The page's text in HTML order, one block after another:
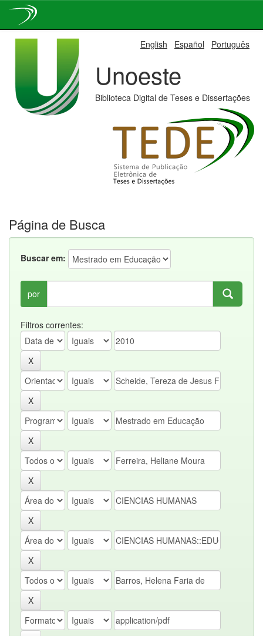
English Español Português
Unoeste
Biblioteca Digital de Teses e Dissertações
Página de Busca
Buscar em:
por
Filtros correntes: